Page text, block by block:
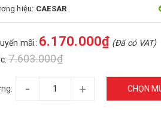
hiệu: CAESAR
mãi: 6.170.000₫ (Đã có VAT)
7.603.000₫
- + CHỌN